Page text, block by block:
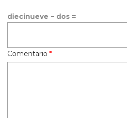
diecinueve − dos =
Comentario *